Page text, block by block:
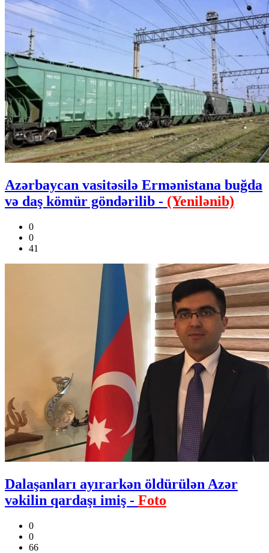
Azərbaycan vasitəsilə Ermənistana buğda
və daş kömür göndərilib - (Yenilənib)
0
0
41
Dalaşanları ayırarkən öldürülən Azər
vəkilin qardaşı imiş - Foto
0
0
66